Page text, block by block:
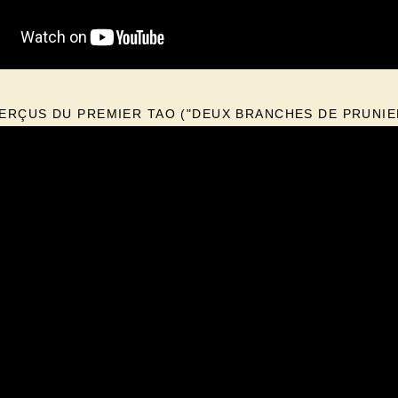
DU PREMIER TAO ("DEUX BRANCHES DE